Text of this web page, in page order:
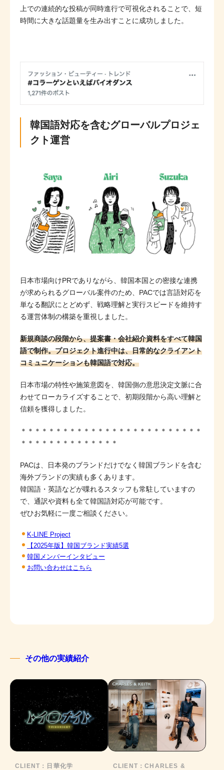
上での連続的な投稿が同時進行で可視化されることで、短
時間に大きな話題量を生み出すことに成功しました。
韓国語対応を含むグローバルプロジェ
クト運営
日本市場向けPRでありながら、韓国本国との密接な連携
が求められるグローバル案件のため、PACでは言語対応を
単なる翻訳にとどめず、戦略理解と実行スピードを維持す
る運営体制の構築を重視しました。
新規商談の段階から、提案書・会社紹介資料をすべて韓国
語で制作。プロジェクト進行中は、日常的なクライアント
コミュニケーションも韓国語で対応。
日本市場の特性や施策意図を、韓国側の意思決定文脈に合
わせてローカライズすることで、初期段階から高い理解と
信頼を獲得しました。
＊＊＊＊＊＊＊＊＊＊＊＊＊＊＊＊＊＊＊＊＊＊＊＊＊＊
＊＊＊＊＊＊＊＊＊＊＊＊＊＊
PACは、日本発のブランドだけでなく韓国ブランドを含む
海外ブランドの実績も多くあります。
韓国語・英語などが喋れるスタッフも常駐していますの
で、通訳や資料も全て韓国語対応が可能です。
ぜひお気軽に一度ご相談ください。
K-LINE Project
【2025年版】韓国ブランド実績5選
韓国メンバーインタビュー
お問い合わせはこちら
その他の実績紹介
CLIENT： 日華化学 CLIENT：CHARLES &